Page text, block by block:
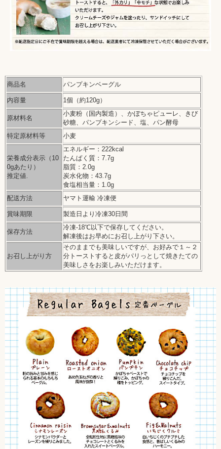
商品名 パンプキンベーグル
内容量 1個（約120g）
原材料名
小麦粉（国内製造）、かぼちゃピューレ、きび
砂糖、パンプキンシード、塩、パン酵母
特定原材料等
小麦
栄養成分表示（10
0gあたり）
推定値.
エネルギー：222kcal
たんぱく質：7.7g
脂質：2.0g
炭水化物：43.7g
食塩相当量：1.0g
配送方法
ヤマト運輸 冷凍便
賞味期限 製造日より冷凍30日間
保存方法
冷凍-18℃以下で保存してください。
解凍後はお早めにお召し上がり下さい。
お召し上がり方
そのままでも美味しいですが、お好みで１～２
分トーストすると皮がパリっとして焼きたての
美味しさをお楽しみいただけます。